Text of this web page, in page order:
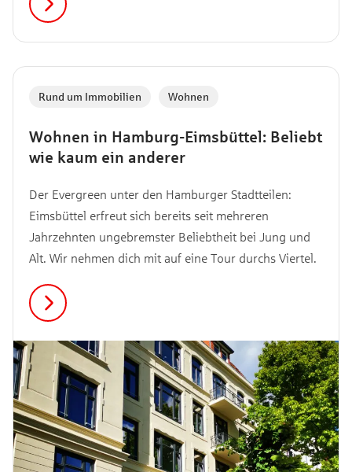
Wohnen in Hamburg-Eimsbüttel: Beliebt
wie kaum ein anderer
Rund um Immobilien Wohnen
Der Evergreen unter den Hamburger Stadtteilen:
Eimsbüttel erfreut sich bereits seit mehreren
Jahrzehnten ungebremster Beliebtheit bei Jung und
Alt. Wir nehmen dich mit auf eine Tour durchs Viertel.